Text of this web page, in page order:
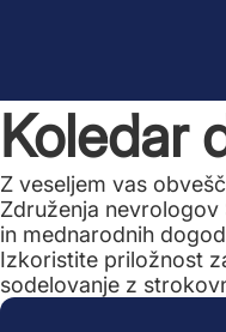
Koledar
Z veseljem vas
Združenja
in mednarodnih
Izkoristite priložnost
sodelovanje z